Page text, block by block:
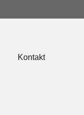
Kontakt